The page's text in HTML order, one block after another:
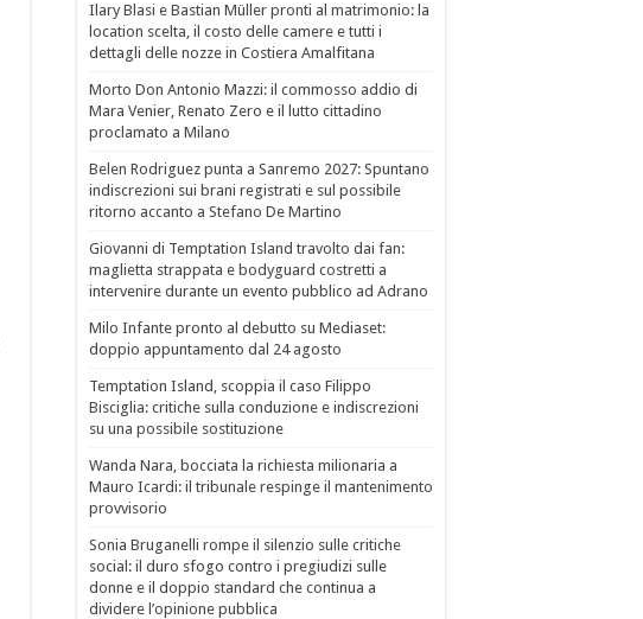
Ilary Blasi e Bastian Müller pronti al matrimonio: la
location scelta, il costo delle camere e tutti i
dettagli delle nozze in Costiera Amalfitana
Morto Don Antonio Mazzi: il commosso addio di
Mara Venier, Renato Zero e il lutto cittadino
proclamato a Milano
Belen Rodriguez punta a Sanremo 2027: Spuntano
indiscrezioni sui brani registrati e sul possibile
ritorno accanto a Stefano De Martino
Giovanni di Temptation Island travolto dai fan:
maglietta strappata e bodyguard costretti a
intervenire durante un evento pubblico ad Adrano
Milo Infante pronto al debutto su Mediaset:
doppio appuntamento dal 24 agosto
Temptation Island, scoppia il caso Filippo
Bisciglia: critiche sulla conduzione e indiscrezioni
su una possibile sostituzione
Wanda Nara, bocciata la richiesta milionaria a
Mauro Icardi: il tribunale respinge il mantenimento
provvisorio
Sonia Bruganelli rompe il silenzio sulle critiche
social: il duro sfogo contro i pregiudizi sulle
donne e il doppio standard che continua a
dividere l’opinione pubblica